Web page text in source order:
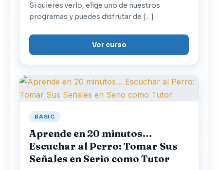
Si quieres verlo, elige uno de nuestros
programas y puedes disfrutar de […]
Ver curso
BASIC
Aprende en 20 minutos…
Escuchar al Perro: Tomar Sus
Señales en Serio como Tutor